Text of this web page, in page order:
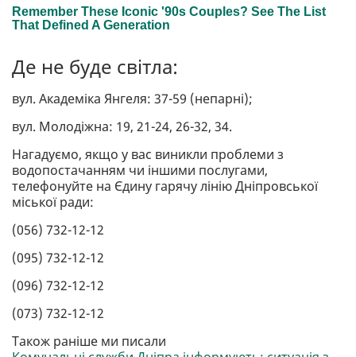
Де не буде світла:
вул. Академіка Янгеля: 37-59 (непарні);
вул. Молодіжна: 19, 21-24, 26-32, 34.
Нагадуємо, якщо у вас виникли проблеми з
водопостачанням чи іншими послугами,
телефонуйте на Єдину гарячу лінію Дніпровської
міської ради:
(056) 732-12-12
(095) 732-12-12
(096) 732-12-12
(073) 732-12-12
Також раніше ми писали